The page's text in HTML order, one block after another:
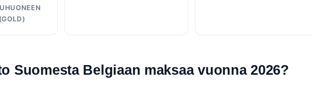
Suomesta Belgiaan maksaa vuonna 2026?